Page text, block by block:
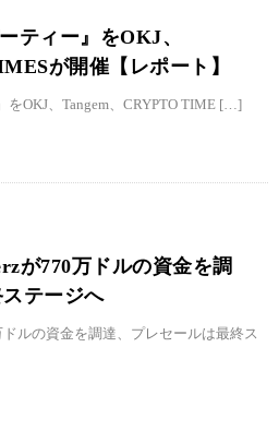
ティー』をOKJ、
が開催【レポート】
をOKJ、Tangem、CRYPTO TIME […]
が770万ドルの資金を調
テージへ
ルの資金を調達、プレセールは最終ス